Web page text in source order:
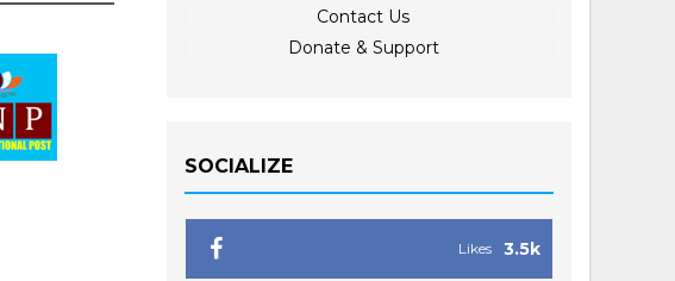
Contact Us
Donate & Support
SOCIALIZE
3.5k
Likes